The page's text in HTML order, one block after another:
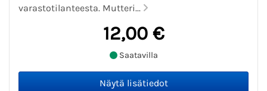
varastotilanteesta. Mutteri...
12,00 €
Saatavilla